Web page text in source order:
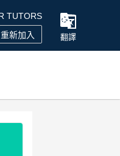
TUTORS
重新加入 翻譯